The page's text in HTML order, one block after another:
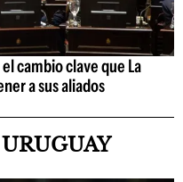
cambio clave que La
a sus aliados